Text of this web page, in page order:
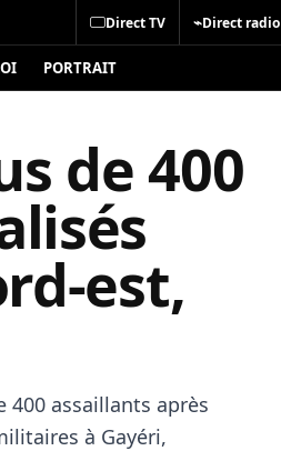
Direct TV ⌁Direct radio
PORTRAIT
de 400
est,
400 assaillants après
à Gayéri,